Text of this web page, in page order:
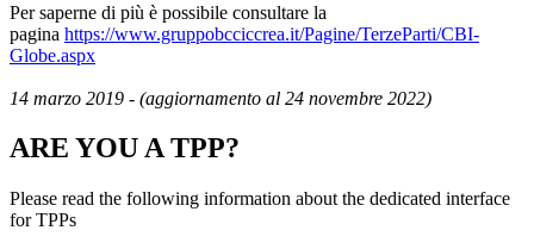
Per saperne di più è possibile consultare la
pagina https://www.gruppobcciccrea.it/Pagine/TerzeParti/CBI-
Globe.aspx
14 marzo 2019 - (aggiornamento al 24 novembre 2022)
ARE YOU A TPP?
Please read the following information about the dedicated interface
for TPPs